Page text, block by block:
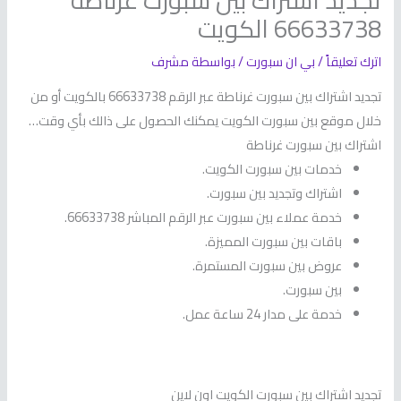
66633738 الكويت
اترك تعليقاً/بي ان سبورت/ بواسطةمشرف
تجديد اشتراك بين سبورت غرناطة عبر الرقم 66633738 بالكويت أو من
خلال موقع بين سبورت الكويت يمكنك الحصول على ذالك بأي وقت…
اشتراك بين سبورت غرناطة
خدمات بين سبورت الكويت.
اشتراك وتجديد بين سبورت.
خدمة عملاء بين سبورت عبر الرقم المباشر 66633738.
باقات بين سبورت المميزة.
عروض بين سبورت المستمرة.
بين سبورت.
خدمة على مدار 24 ساعة عمل.
تجديد اشتراك بين سبورت الكويت اون لاين